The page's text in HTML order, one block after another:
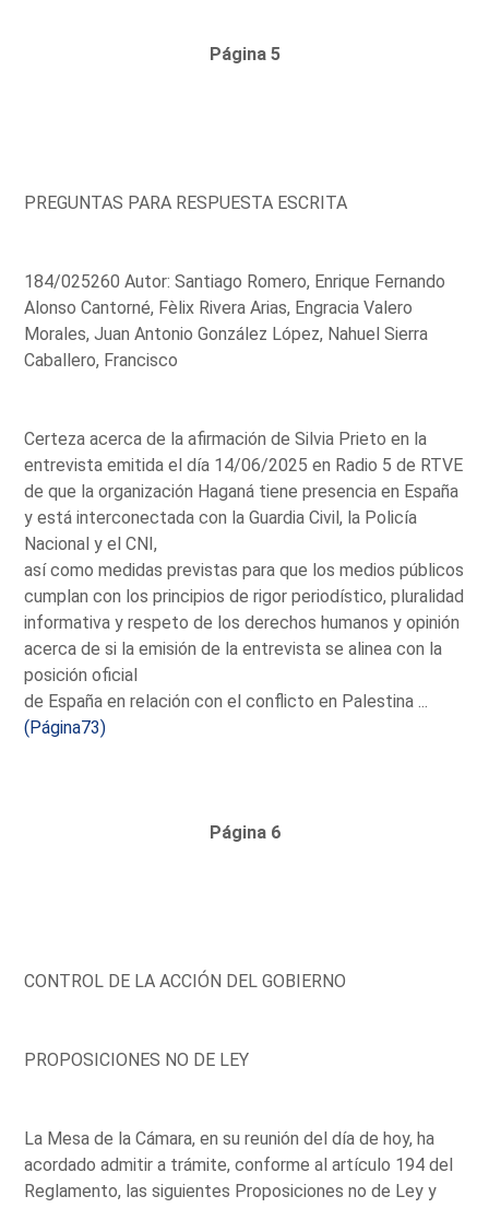
Página 5
PREGUNTAS PARA RESPUESTA ESCRITA
184/025260 Autor: Santiago Romero, Enrique Fernando
Alonso Cantorné, Fèlix Rivera Arias, Engracia Valero
Morales, Juan Antonio González López, Nahuel Sierra
Caballero, Francisco
Certeza acerca de la afirmación de Silvia Prieto en la
entrevista emitida el día 14/06/2025 en Radio 5 de RTVE
de que la organización Haganá tiene presencia en España
y está interconectada con la Guardia Civil, la Policía
Nacional y el CNI,
así como medidas previstas para que los medios públicos
cumplan con los principios de rigor periodístico, pluralidad
informativa y respeto de los derechos humanos y opinión
acerca de si la emisión de la entrevista se alinea con la
posición oficial
de España en relación con el conflicto en Palestina ...
(Página73)
Página 6
CONTROL DE LA ACCIÓN DEL GOBIERNO
PROPOSICIONES NO DE LEY
La Mesa de la Cámara, en su reunión del día de hoy, ha
acordado admitir a trámite, conforme al artículo 194 del
Reglamento, las siguientes Proposiciones no de Ley y